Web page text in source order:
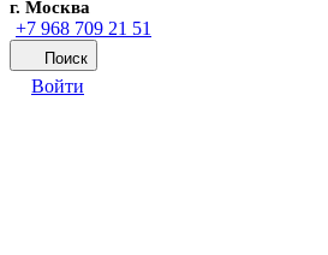
г. Москва
+7 968 709 21 51
Поиск
Войти